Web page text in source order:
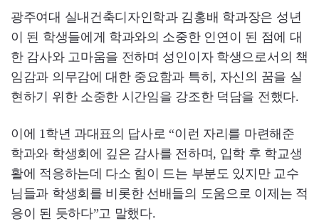
광주여대 실내건축디자인학과 김홍배 학과장은 성년
이 된 학생들에게 학과와의 소중한 인연이 된 점에 대
한 감사와 고마움을 전하며 성인이자 학생으로서의 책
임감과 의무감에 대한 중요함과 특히, 자신의 꿈을 실
현하기 위한 소중한 시간임을 강조한 덕담을 전했다.
이에 1학년 과대표의 답사로 “이런 자리를 마련해준
학과와 학생회에 깊은 감사를 전하며, 입학 후 학교생
활에 적응하는데 다소 힘이 드는 부분도 있지만 교수
님들과 학생회를 비롯한 선배들의 도움으로 이제는 적
응이 된 듯하다”고 말했다.